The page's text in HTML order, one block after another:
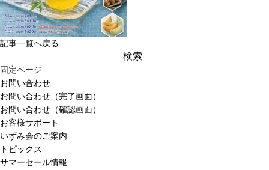
記事一覧へ戻る
索:
固定ページ
お問い合わせ
お問い合わせ（完了画面）
お問い合わせ（確認画面）
お客様サポート
いずみ会のご案内
トピックス
サマーセール情報